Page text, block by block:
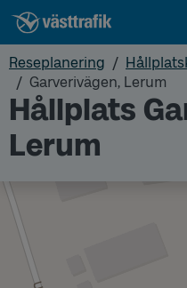
Reseplanering
Garverivägen, Lerum
Hållplats
Lerum